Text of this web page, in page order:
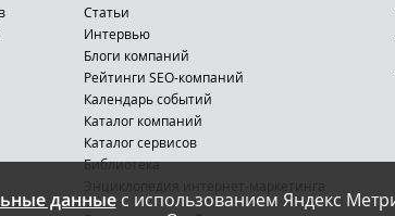
данныес использованием Яндекс
Статьи
Интервью
Блоги компаний
Рейтинги SEO-компаний
Календарь событий
Каталог компаний
Каталог сервисов
Библиотека